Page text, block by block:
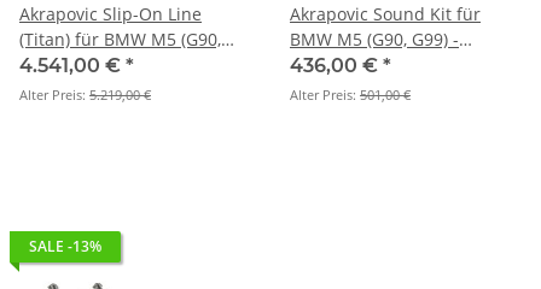
Akrapovic Slip-On Line
(Titan) für BMW M5 (G90,
G99) - OPF/GPF BJ. 2025 >
2026- S-BM/T/37H
4.541,00 € *
Alter Preis: 5.219,00 €
Akrapovic Sound Kit für
BMW M5 (G90, G99) -
OPF/GPF - P-HF1638
436,00 € *
Alter Preis: 501,00 €
SALE -13%